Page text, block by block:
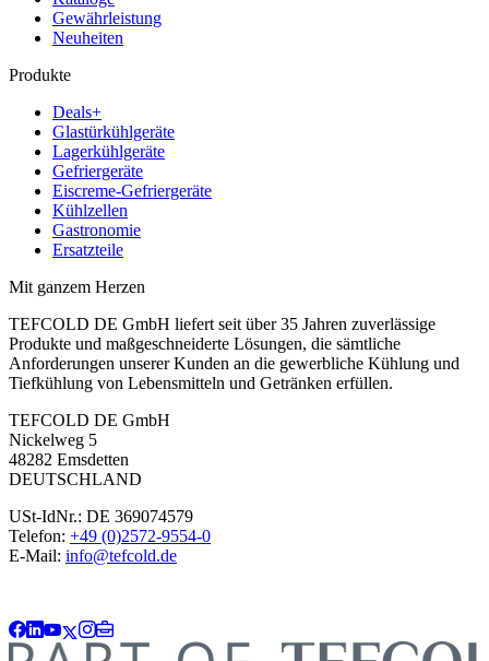
Gewährleistung
Neuheiten
Produkte
Deals+
Glastürkühlgeräte
Lagerkühlgeräte
Gefriergeräte
Eiscreme-Gefriergeräte
Kühlzellen
Gastronomie
Ersatzteile
Mit ganzem Herzen
TEFCOLD DE GmbH liefert seit über 35 Jahren zuverlässige
Produkte und maßgeschneiderte Lösungen, die sämtliche
Anforderungen unserer Kunden an die gewerbliche Kühlung und
Tiefkühlung von Lebensmitteln und Getränken erfüllen.
TEFCOLD DE GmbH
Nickelweg 5
48282 Emsdetten
DEUTSCHLAND
USt-IdNr.: DE 369074579
Telefon: +49 (0)2572-9554-0
E-Mail: info@tefcold.de